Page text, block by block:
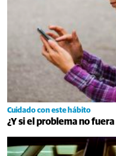
Cuidado con este hábito
¿Y si el problema no